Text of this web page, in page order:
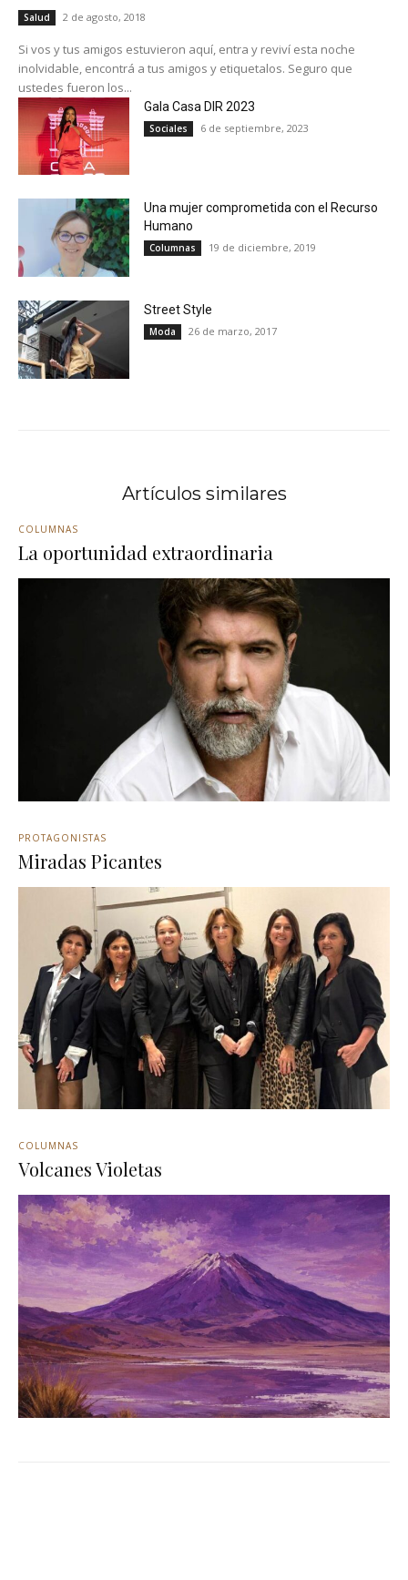
Salud 2 de agosto, 2018
Si vos y tus amigos estuvieron aquí, entra y reviví esta noche
inolvidable, encontrá a tus amigos y etiquetalos. Seguro que
ustedes fueron los...
Gala Casa DIR 2023
Sociales 6 de septiembre, 2023
Una mujer comprometida con el Recurso
Humano
Columnas 19 de diciembre, 2019
Street Style
Moda 26 de marzo, 2017
Artículos similares
COLUMNAS
La oportunidad extraordinaria
PROTAGONISTAS
Miradas Picantes
COLUMNAS
Volcanes Violetas